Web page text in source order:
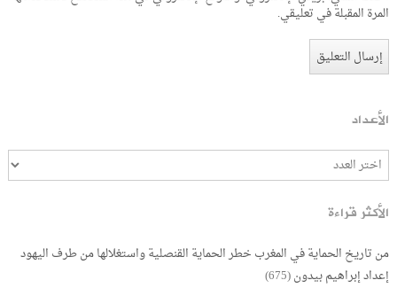
المرة المقبلة في تعليقي.
الأعداد
الأكثر قراءة
من تاريخ الحماية في المغرب خطر الحماية القنصلية واستغلالها من طرف اليهود
إعداد إبراهيم بيدون(675)